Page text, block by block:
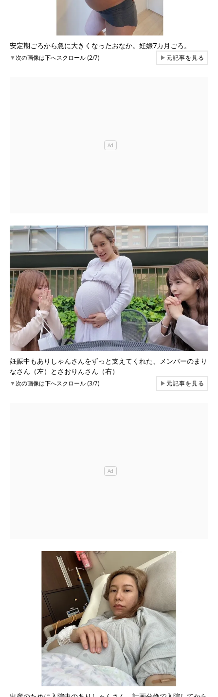
安定期ごろから急に大きくなったおなか。妊娠7カ月ごろ。
▼次の画像は下へスクロール (2/7) ▶元記事を見る
妊娠中もありしゃんさんをずっと支えてくれた、メンバーのまり
なさん（左）とさおりんさん（右）
▼次の画像は下へスクロール (3/7) ▶元記事を見る